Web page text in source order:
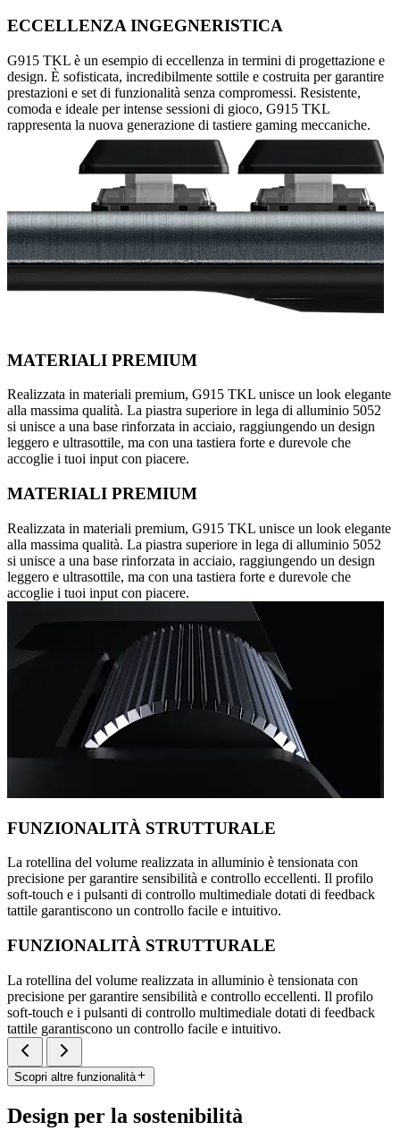
ECCELLENZA INGEGNERISTICA
G915 TKL è un esempio di eccellenza in termini di progettazione e
design. È sofisticata, incredibilmente sottile e costruita per garantire
prestazioni e set di funzionalità senza compromessi. Resistente,
comoda e ideale per intense sessioni di gioco, G915 TKL
rappresenta la nuova generazione di tastiere gaming meccaniche.
MATERIALI PREMIUM
Realizzata in materiali premium, G915 TKL unisce un look elegante
alla massima qualità. La piastra superiore in lega di alluminio 5052
si unisce a una base rinforzata in acciaio, raggiungendo un design
leggero e ultrasottile, ma con una tastiera forte e durevole che
accoglie i tuoi input con piacere.
MATERIALI PREMIUM
Realizzata in materiali premium, G915 TKL unisce un look elegante
alla massima qualità. La piastra superiore in lega di alluminio 5052
si unisce a una base rinforzata in acciaio, raggiungendo un design
leggero e ultrasottile, ma con una tastiera forte e durevole che
accoglie i tuoi input con piacere.
FUNZIONALITÀ STRUTTURALE
La rotellina del volume realizzata in alluminio è tensionata con
precisione per garantire sensibilità e controllo eccellenti. Il profilo
soft-touch e i pulsanti di controllo multimediale dotati di feedback
tattile garantiscono un controllo facile e intuitivo.
FUNZIONALITÀ STRUTTURALE
La rotellina del volume realizzata in alluminio è tensionata con
precisione per garantire sensibilità e controllo eccellenti. Il profilo
soft-touch e i pulsanti di controllo multimediale dotati di feedback
tattile garantiscono un controllo facile e intuitivo.
Scopri altre funzionalità
Design per la sostenibilità